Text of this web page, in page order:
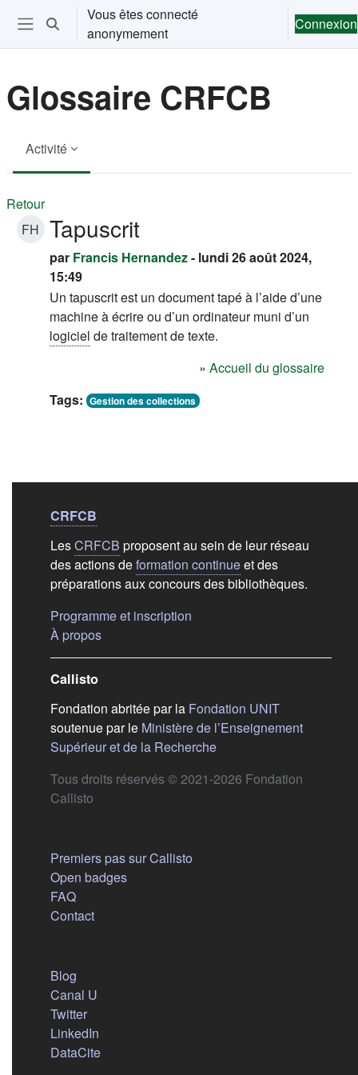
Passer au contenu principal
Ouvrir le menu de navigation
Activer/désactiver la saisie de recherche
Vous êtes connecté
anonymement
Connexion
Glossaire CRFCB
Activité
Retour
FH
Tapuscrit
par Francis Hernandez- lundi 26 août 2024,
15:49
Un tapuscrit est un document tapé à l’aide d’une
machine à écrire ou d’un ordinateur muni d’un
logiciel de traitement de texte.
» Accueil du glossaire
Tags: Gestion des collections
Liens de bas de
CRFCB
LesCRFCB proposent au sein de leur réseau
des actions deformation continueet des
préparations aux concours des bibliothèques.
Programme et inscription
À propos(s'ouvre dans un nouvel onglet)
Callisto
Fondation abritée par la Fondation UNIT(s'ouvre
soutenue par le Ministère de l’Enseignement
Supérieur et de la Recherche(s'ouvre dans un nouvel
Tous droits réservés © 2021-2026 Fondation
Callisto
Premiers pas sur Callisto
Open badges
FAQ
Contact
Blog
Canal U
Twitter(s'ouvre dans un nouvel onglet)
LinkedIn
DataCite(s'ouvre dans un nouvel onglet)